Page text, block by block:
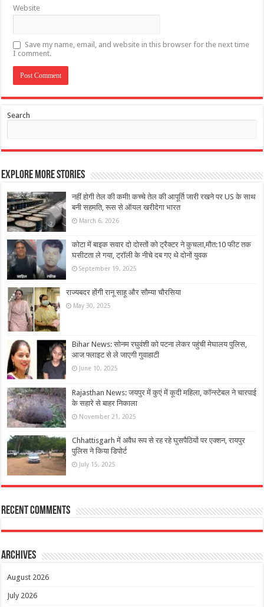
Website
Save my name, email, and website in this browser for the next time
I comment.
Search
Explore More Stories
नहीं होगी तेल की कमी! कच्चे तेल की आपूर्ति जारी रखने पर US के साथ
बनी सहमति, रूस से ऑयल खरीदेगा भारत
March 6, 2026
कोटा में बाइक सवार दो दोस्तों को ट्रैक्टर ने कुचला,मौत:10 फीट तक
घसीटता ले गया, ट्रॉली के नीचे दब गए थे दोनों युवक
September 19, 2025
राज्यबदर होंगी रानू साहू और सौम्या चौरसिया
May 30, 2025
Bihar News: सोनम रघुवंशी को पटना लेकर पहुंची मेघालय पुलिस,
आज फ्लाइट से ले जाएगी गुवाहाटी
June 10, 2025
Rajasthan News: जयपुर में कुएं में कूदी महिला, कॉन्स्टेबल ने चारपाई
के सहारे से बाहर निकाला
November 21, 2025
Chhattisgarh में अवैध रूप से रह रहे घुसपैठियों पर एक्शन, रायपुर
पुलिस ने किया डिपोर्ट
July 15, 2025
Recent Comments
Archives
August 2026
July 2026